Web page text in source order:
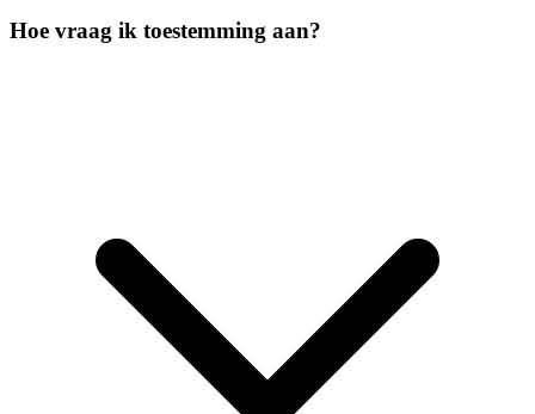
Hoe vraag ik toestemming aan?